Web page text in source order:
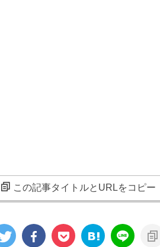
この記事タイトルとURLをコピー